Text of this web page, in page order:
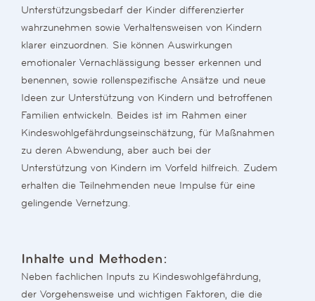
Unterstützungsbedarf der Kinder differenzierter
wahrzunehmen sowie Verhaltensweisen von Kindern
klarer einzuordnen. Sie können Auswirkungen
emotionaler Vernachlässigung besser erkennen und
benennen, sowie rollenspezifische Ansätze und neue
Ideen zur Unterstützung von Kindern und betroffenen
Familien entwickeln. Beides ist im Rahmen einer
Kindeswohlgefährdungseinschätzung, für Maßnahmen
zu deren Abwendung, aber auch bei der
Unterstützung von Kindern im Vorfeld hilfreich. Zudem
erhalten die Teilnehmenden neue Impulse für eine
gelingende Vernetzung.
Inhalte und Methoden:
Neben fachlichen Inputs zu Kindeswohlgefährdung,
der Vorgehensweise und wichtigen Faktoren, die die